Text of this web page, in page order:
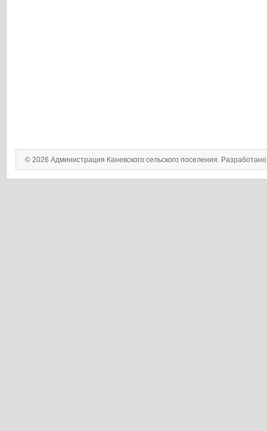
© 2026 Администрация Каневского сельского поселения.